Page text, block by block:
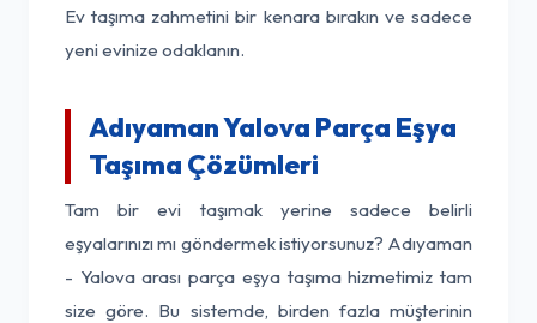
Ev taşıma zahmetini bir kenara bırakın ve sadece
yeni evinize odaklanın.
Adıyaman Yalova Parça Eşya
Taşıma Çözümleri
Tam bir evi taşımak yerine sadece belirli
eşyalarınızı mı göndermek istiyorsunuz? Adıyaman
- Yalova arası parça eşya taşıma hizmetimiz tam
size göre. Bu sistemde, birden fazla müşterinin